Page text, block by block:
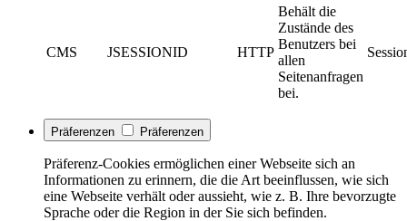
CMS JSESSIONID HTTP
Behält die
Zustände des
Benutzers bei
allen
Seitenanfragen
bei.
Präferenzen Präferenzen
Präferenz-Cookies ermöglichen einer Webseite sich an
Informationen zu erinnern, die die Art beeinflussen, wie sich
eine Webseite verhält oder aussieht, wie z. B. Ihre bevorzugte
Sprache oder die Region in der Sie sich befinden.